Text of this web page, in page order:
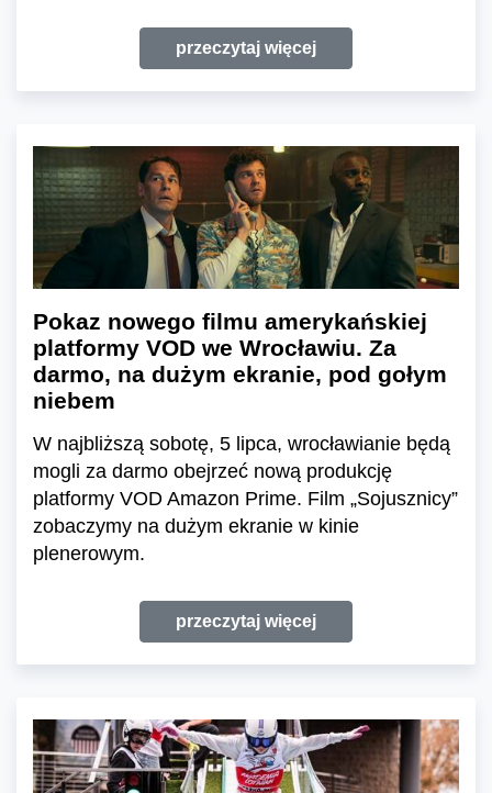
przeczytaj więcej
Pokaz nowego filmu amerykańskiej
platformy VOD we Wrocławiu. Za
darmo, na dużym ekranie, pod gołym
niebem
W najbliższą sobotę, 5 lipca, wrocławianie będą
mogli za darmo obejrzeć nową produkcję
platformy VOD Amazon Prime. Film „Sojusznicy”
zobaczymy na dużym ekranie w kinie
plenerowym.
przeczytaj więcej